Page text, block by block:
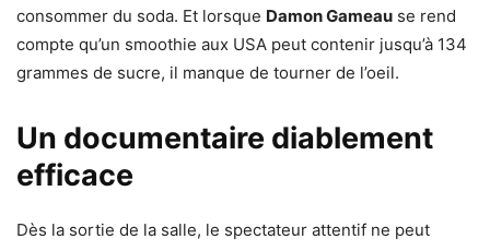
consommer du soda. Et lorsque Damon Gameau se rend
compte qu’un smoothie aux USA peut contenir jusqu’à 134
grammes de sucre, il manque de tourner de l’oeil.
Un documentaire diablement
efficace
Dès la sortie de la salle, le spectateur attentif ne peut